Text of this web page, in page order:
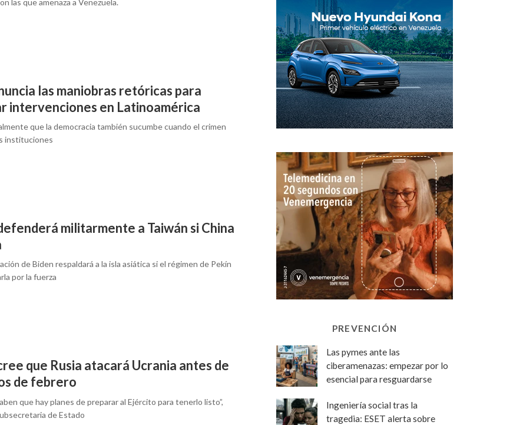
las que amenaza a Venezuela.
las maniobras retóricas para
intervenciones en Latinoamérica
que la democracia también sucumbe cuando el crimen
instituciones
militarmente a Taiwán si China
de Biden respaldará a la isla asiática si el régimen de Pekín
por la fuerza
que Rusia atacará Ucrania antes de
de febrero
que hay planes de preparar al Ejército para tenerlo listo”,
de Estado
PREVENCIÓN
Las pymes ante las
ciberamenazas: empezar por lo
esencial para resguardarse
Ingeniería social tras la
tragedia: ESET alerta sobre